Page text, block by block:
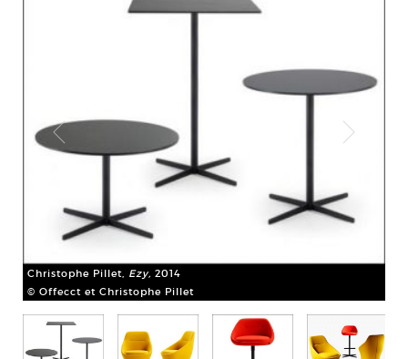
Christophe Pillet, Ezy, 2014
© Offecct et Christophe Pillet